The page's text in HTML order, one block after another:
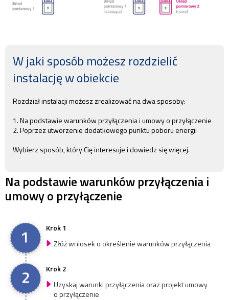
W jaki sposób możesz rozdzielić
instalację w obiekcie
Rozdział instalacji możesz zrealizować na dwa sposoby:
1.Na podstawie warunków przyłączenia i umowy o przyłączenie
2.Poprzez utworzenie dodatkowego punktu poboru energii
Wybierz sposób, który Cię interesuje i dowiedz się więcej.
Na podstawie warunków przyłączenia i
umowy o przyłączenie
Krok 1
Złóż wniosek o określenie warunków przyłączenia
Krok 2
Uzyskaj warunki przyłączenia oraz projekt umowy
o przyłączenie